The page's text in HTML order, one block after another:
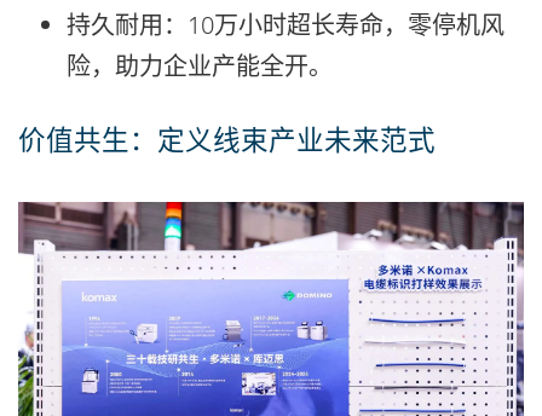
持久耐用： 10万小时超长寿命，零停机风
险，助力企业产能全开。
价值共生：定义线束产业未来范式